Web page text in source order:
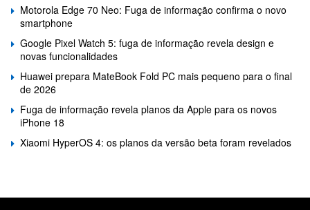
Motorola Edge 70 Neo: Fuga de informação confirma o novo
smartphone
Google Pixel Watch 5: fuga de informação revela design e
novas funcionalidades
Huawei prepara MateBook Fold PC mais pequeno para o final
de 2026
Fuga de informação revela planos da Apple para os novos
iPhone 18
Xiaomi HyperOS 4: os planos da versão beta foram revelados